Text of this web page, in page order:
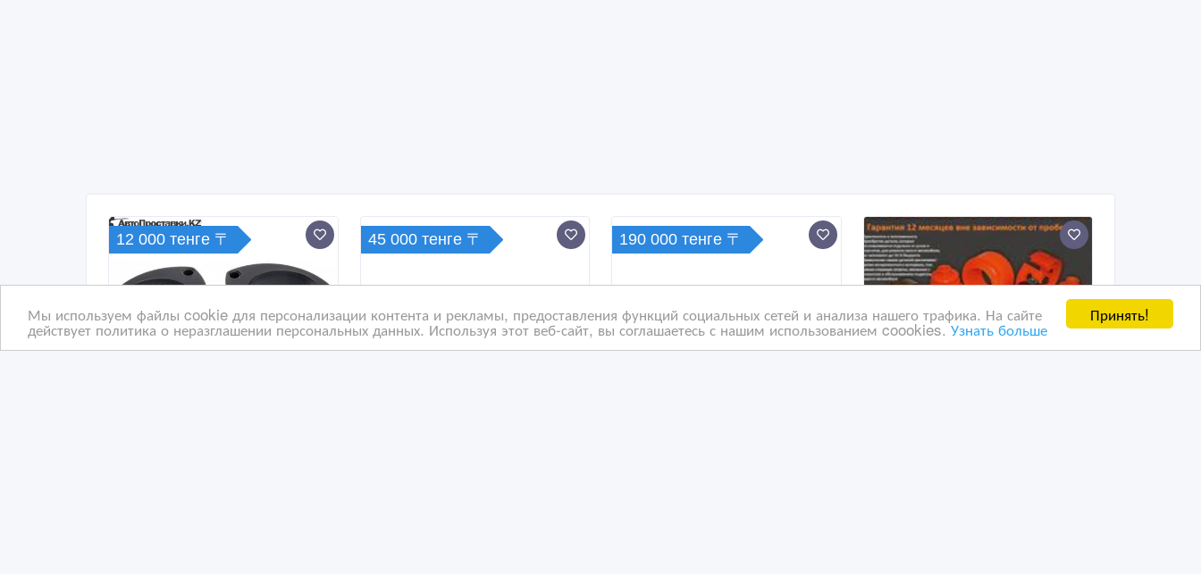
Принять!
Мы используем файлы cookie для персонализации контента и рекламы, предоставления функций социальных сетей и анализа нашего трафика. На сайте
действует политика о неразглашении персональных данных. Используя этот веб-сайт, вы соглашаетесь с нашим использованием coookies.Узнать больше
12 000 тенге 〒 45 000 тенге 〒 190 000 тенге 〒